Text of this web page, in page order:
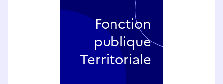
Fonction
publique
Territoriale